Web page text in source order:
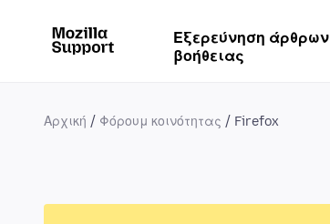
Εξερεύνηση άρθρων
βοήθειας
Αρχική Φόρουμ κοινότητας Firefox